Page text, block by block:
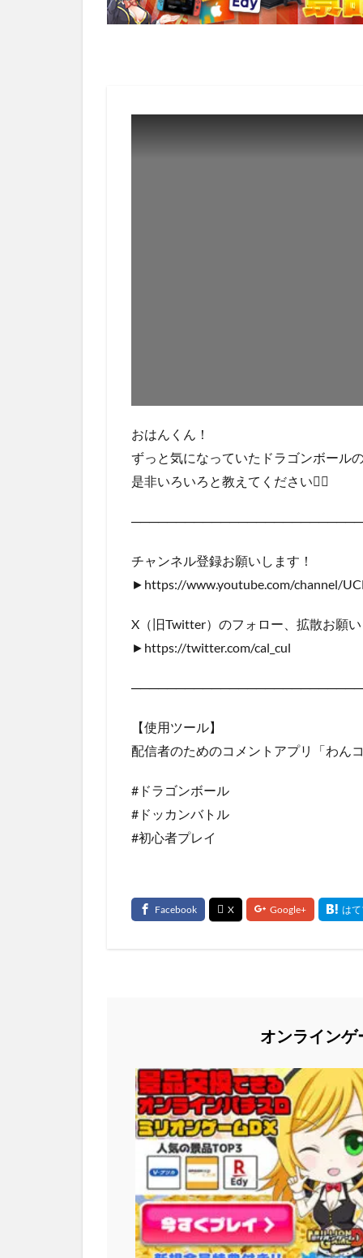
おはんくん！
ずっと気になっていたドラゴンボール
是非いろいろと教えてください🙇‍♂️
チャンネル登録お願いします！
►https://www.youtube.com/channel/
X（旧Twitter）のフォロー、拡散お願
►https://twitter.com/cal_cul
【使用ツール】
配信者のためのコメントアプリ「わん
#ドラゴンボール
#ドッカンバトル
#初心者プレイ
オンライン